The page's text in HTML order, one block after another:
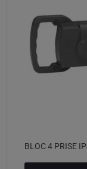
BLOC 4 PRISE